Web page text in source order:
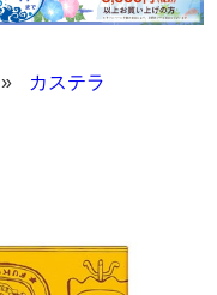
»
カステラ